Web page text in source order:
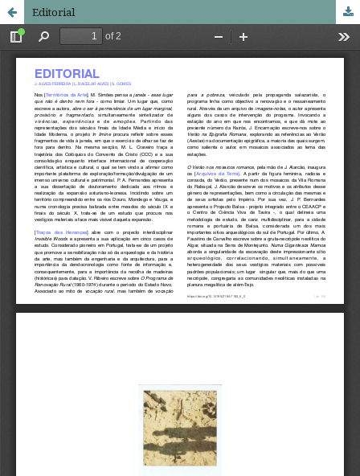
Editorial